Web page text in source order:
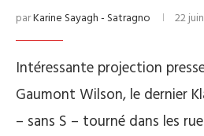
parKarine Sayagh - Satragno 22
Intéressante projection
Gaumont Wilson, le dernier
– sans S – tourné dans les